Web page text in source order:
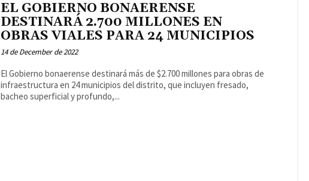
EL GOBIERNO BONAERENSE
DESTINARÁ 2.700 MILLONES EN
OBRAS VIALES PARA 24 MUNICIPIOS
14 de December de 2022
El Gobierno bonaerense destinará más de $2.700 millones para obras de
infraestructura en 24 municipios del distrito, que incluyen fresado,
bacheo superficial y profundo,...